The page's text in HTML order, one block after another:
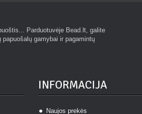
Parduotuvėje Bead.lt, galite
gamybai ir pagamintų
INFORMACIJA
Naujos prekės Kvarco karoliukai,